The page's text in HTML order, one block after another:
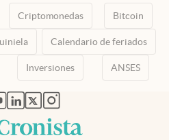
Criptomonedas Bitcoin
Calendario de feriados
Inversiones ANSES
en nueva pestaña
abre en nueva pestaña
abre en nueva pestaña
abre en nueva pestaña
abre en nueva pestaña